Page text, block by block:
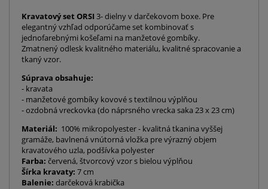
Kravatový set ORSI 3- dielny v darčekovom boxe. Pre
elegantný vzhľad odporúčame set kombinovať s
jednofarebnými košeľami na manžetové gombíky.
Zmatnený odlesk kvalitného materiálu, kvalitné spracovanie a
tkaný vzor.
Súprava obsahuje:
- kravata
- manžetové gombíky kovové s textilnou výplňou
- ozdobná vreckovka (do náprsného vrecka saka 23 x 23 cm)
Materiál: 100% mikropolyester - kvalitná tkanina vyššej
gramáže, bavlnená vnútorná vložka pre výrazný objem
kravatového uzla, podšívka polyester
Farba: červená, štvorcový vzor s bielou výplňou
Šírka kravaty: 7 cm
Balenie: darčeková krabička